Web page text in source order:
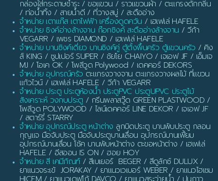
กล่องใส่กระดาษชำระ / ขอแขวน / ราวแขวนผ้า / ตะแกรงดักกลิ่น
/ ท่อน้ำทิ้ง / สายน้ำดี / ที่วางสบู่ / สะดืออ่าง
จำหน่าย เตาแก๊ส เตาไฟฟ้า เครื่องดูดควัน / เฮเฟเล่ HAFELE
จำหน่าย ซิงค์อ่างล้างจาน ก๊อกซิงค์ สะดืออ่างล้างจาน / วีก้า
VEGARR / เพชร DIAMOND / เฮเฟเล่ HAFELE
จำหน่าย บานซิงค์เดี่ยว บานซิงค์คู่ ตู้ตั้งพื้นครัว ตู้แขวนครัว / คิง
ส์ KING / ซูปเปอร์ SUPER / ชัยโย CHAIYO / เจเอฟ JF / เอ็มเจ
MJ / โอเค OK / โพลีวูด Polywood / เดคคอร์ DEKORS
จำหน่าย อุปกรณ์ครัว ตะแกรงวางจาน ตะแกรงวางผลไม้ ที่แขวน
แก้วไวน์ / เฮเฟเล่ HAFELE / วีก้า VEGARR
จำหน่าย ประตู ประตูห้องน้ำ ประตูPVC ประตูUPVC ประตูไม้
สังเคราะห์ วงกบประตู / กรีนพลาสวู๊ด GREEN PLASTWOOD /
โพลีวูด POLYWOOD / ไลน์เดคคอร์ LINE DEKOR / เจเอฟ JF
/ สตาร์รี่ STARRY
จำหน่าย อุปกรณ์ประตู หน้าต่าง ลูกบิดประตู บานพับประตู กลอน
กุญแจ มือจับประตู มือจับประตูบานเลื่อน อุปกรณ์บานเฟี้ยม
อุปกรณ์บานเลื่อน โช้ค บานพับหน้าต่าง ตะขอหน้าต่าง / เฮเฟเล่
HAFELE / อีสออน IS ON / ฮอย HOY
จำหน่าย สี เคมีภัณฑ์/ สีเบเยอร์ BEGER / สีดูลักซ์ DULUX /
ยาแนวจระเข้ JORAKAY / ยาแนวเวเบอร์ WEBER / ยาแนวไฮเซม